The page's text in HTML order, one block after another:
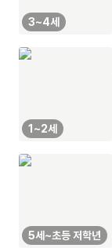
3~4세
1~2세
5세~초등 저학년